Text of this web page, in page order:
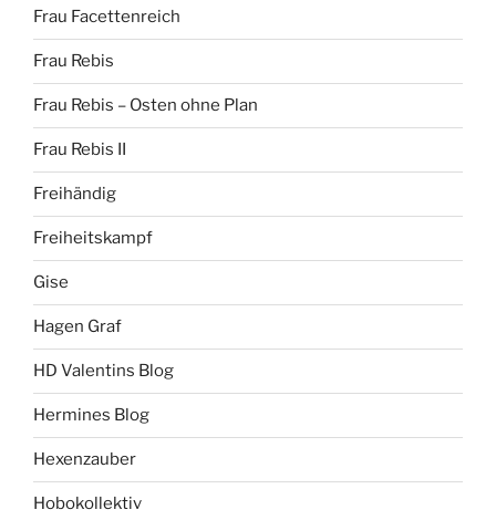
Frau Facettenreich
Frau Rebis
Frau Rebis – Osten ohne Plan
Frau Rebis II
Freihändig
Freiheitskampf
Gise
Hagen Graf
HD Valentins Blog
Hermines Blog
Hexenzauber
Hobokollektiv